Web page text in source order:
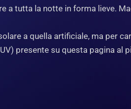
a tutta la notte in forma lieve.
a quella artificiale, ma per
presente su questa pagina al